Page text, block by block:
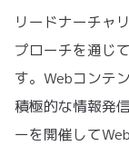
リードナーチャ
プローチを通じ
す。Webコンテ
積極的な情報発
ーを開催して